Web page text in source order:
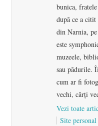
bunica,
după ce a
din Narnia,
este
muzeele,
sau pădurile.
cum ar fi
vechi, cărți
Vezi toate
Site personal